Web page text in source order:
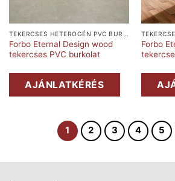
TEKERCSES HETEROGÉN PVC BURKOLAT
Forbo Eternal Design wood
tekercses PVC burkolat
AJÁNLATKÉRÉS
Forbo
1 2 3 4 5